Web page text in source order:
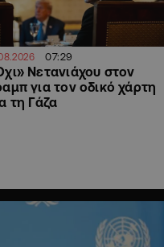
07:29
Νετανιάχου στον
για τον οδικό χάρτη
τη Γάζα